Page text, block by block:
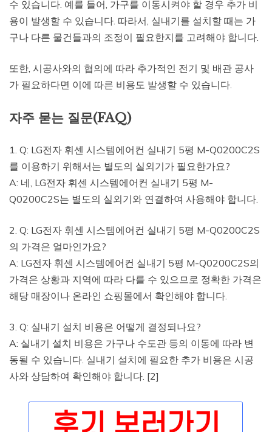
수 있습니다. 예를 들어, 가구를 이동시켜야 할 경우 추가 비
용이 발생할 수 있습니다. 따라서, 실내기를 설치할 때는 가
구나 다른 물건들과의 조정이 필요한지를 고려해야 합니다.
또한, 시공사와의 협의에 따라 추가적인 전기 및 배관 공사
가 필요하다면 이에 따른 비용도 발생할 수 있습니다.
자주 묻는 질문(FAQ)
1. Q: LG전자 휘센 시스템에어컨 실내기 5평 M-Q0200C2S
를 이용하기 위해서는 별도의 실외기가 필요한가요?
A: 네, LG전자 휘센 시스템에어컨 실내기 5평 M-
Q0200C2S는 별도의 실외기와 연결하여 사용해야 합니다.
2. Q: LG전자 휘센 시스템에어컨 실내기 5평 M-Q0200C2S
의 가격은 얼마인가요?
A: LG전자 휘센 시스템에어컨 실내기 5평 M-Q0200C2S의
가격은 상황과 지역에 따라 다를 수 있으므로 정확한 가격은
해당 매장이나 온라인 쇼핑몰에서 확인해야 합니다.
3. Q: 실내기 설치 비용은 어떻게 결정되나요?
A: 실내기 설치 비용은 가구나 수도관 등의 이동에 따라 변
동될 수 있습니다. 실내기 설치에 필요한 추가 비용은 시공
사와 상담하여 확인해야 합니다. [2]